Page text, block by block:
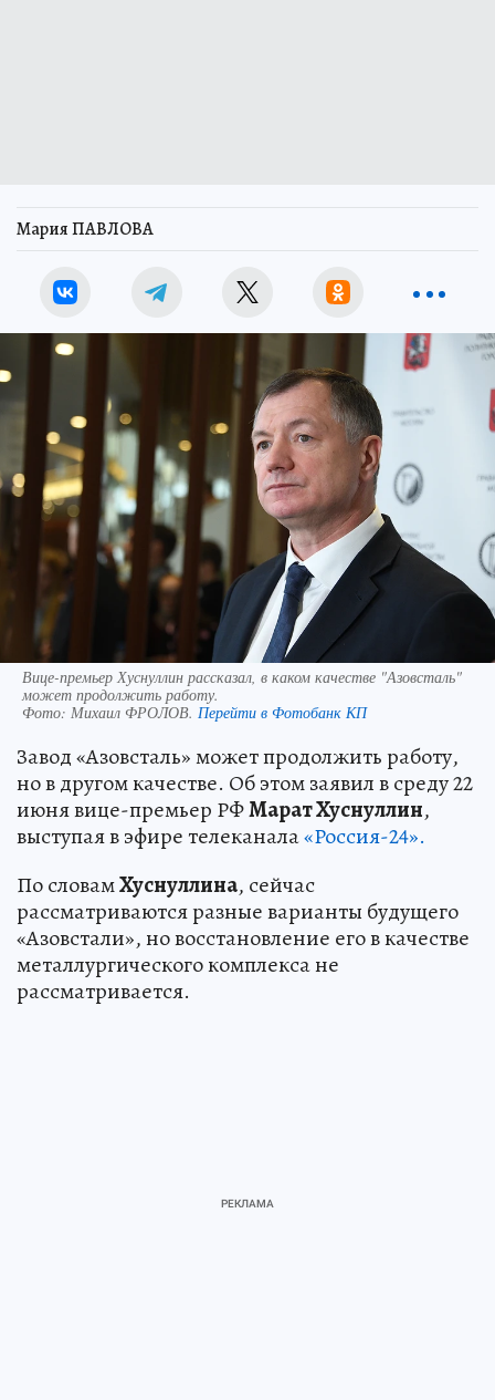
Мария ПАВЛОВА
Вице-премьер Хуснуллин рассказал, в каком качестве "Азовсталь"
может продолжить работу.
Фото: Михаил ФРОЛОВ. Перейти в Фотобанк КП
Завод «Азовсталь» может продолжить работу,
но в другом качестве. Об этом заявил в среду 22
июня вице-премьер РФМарат Хуснуллин,
выступая в эфире телеканала«Россия-24».
По словамХуснуллина, сейчас
рассматриваются разные варианты будущего
«Азовстали», но восстановление его в качестве
металлургического комплекса не
рассматривается.